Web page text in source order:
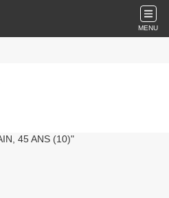
MENU